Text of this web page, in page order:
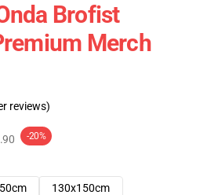
Brofist
Merch
reviews)
-20%
130x150cm